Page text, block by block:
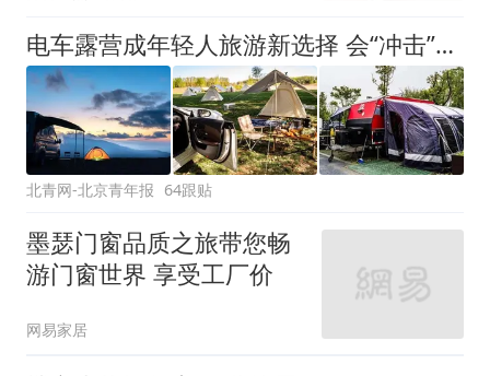
电车露营成年轻人旅游新选择 会“冲击”传统住宿业吗？
北青网-北京青年报 64跟贴
墨瑟门窗品质之旅带您畅
游门窗世界 享受工厂价
网易家居